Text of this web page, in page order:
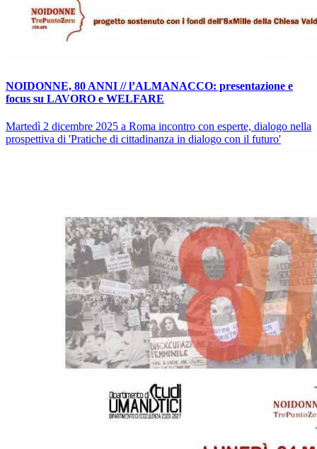
NOIDONNE, 80 ANNI // l’ALMANACCO: presentazione e
focus su LAVORO e WELFARE
Martedì 2 dicembre 2025 a Roma incontro con esperte, dialogo nella
prospettiva di 'Pratiche di cittadinanza in dialogo con il futuro'